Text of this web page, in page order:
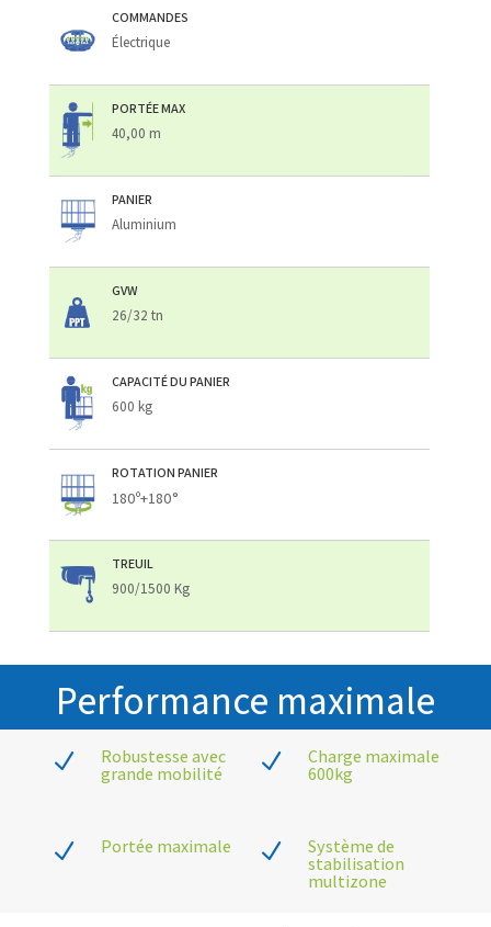
COMMANDES
Électrique
PORTÉE MAX
40,00 m
PANIER
Aluminium
GVW
26/32 tn
CAPACITÉ DU PANIER
600 kg
ROTATION PANIER
180º+180°
TREUIL
900/1500 Kg
Performance maximale
N Robustesse avec
grande mobilité N Charge maximale
600kg
N Portée maximale N Système de
stabilisation
multizone